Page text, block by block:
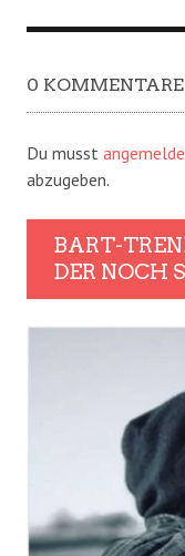
0 KOMMENTARE
Du musst
abzugeben.
BART-
DER NOCH